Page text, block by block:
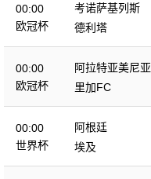
00:00
欧冠杯
考诺萨基列斯
德利塔
00:00
欧冠杯
阿拉特亚美尼亚
里加FC
00:00
世界杯
阿根廷
埃及